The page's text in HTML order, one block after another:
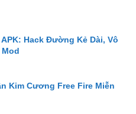
Hack Đường Kẻ Dài, Vô
Mod
Kim Cương Free Fire Miễn